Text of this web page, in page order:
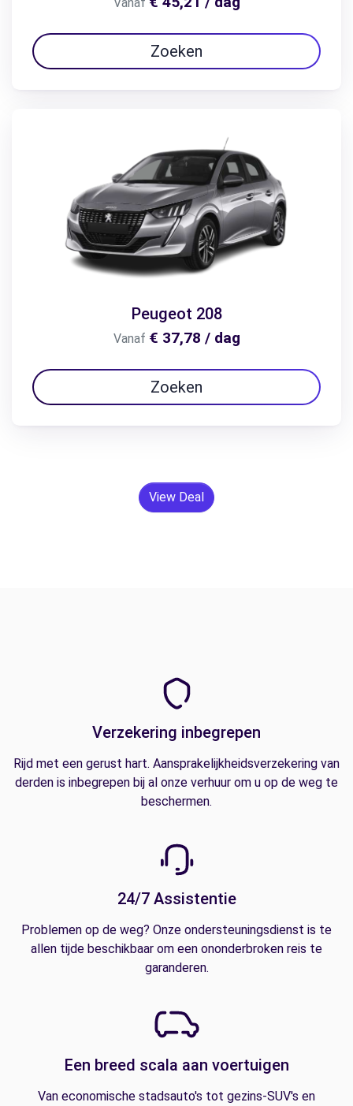
Zoeken
Peugeot 208
Vanaf € 37,78 / dag
Zoeken
View Deal
Verzekering inbegrepen
Rijd met een gerust hart. Aansprakelijkheidsverzekering van
derden is inbegrepen bij al onze verhuur om u op de weg te
beschermen.
24/7 Assistentie
Problemen op de weg? Onze ondersteuningsdienst is te
allen tijde beschikbaar om een ononderbroken reis te
garanderen.
Een breed scala aan voertuigen
Van economische stadsauto's tot gezins-SUV's en